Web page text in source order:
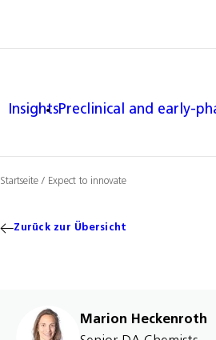
InsightsPreclinical and early-
Startseite / Expect to innovate
Zurück zur Übersicht
Marion Heckenroth